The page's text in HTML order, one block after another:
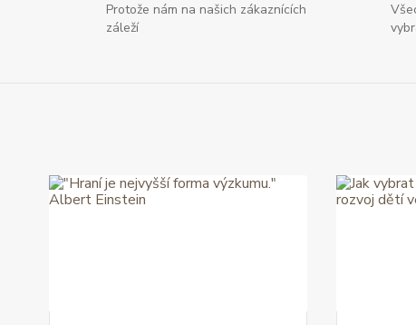
Protože nám na našich zákaznících
záleží